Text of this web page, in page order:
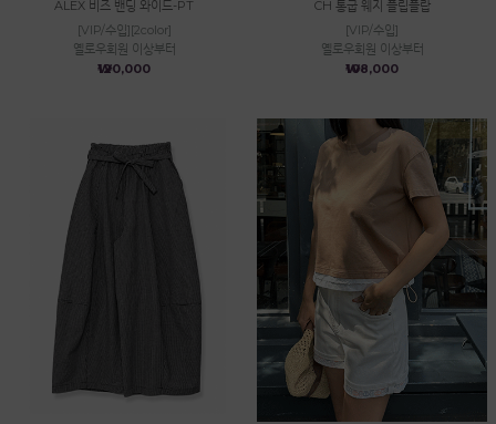
ALEX 비즈 밴딩 와이드-PT
[VIP/수입][2color]
옐로우회원 이상부터
₩120,000
CH 통굽 웨지 플립플랍
[VIP/수입]
옐로우회원 이상부터
₩108,000